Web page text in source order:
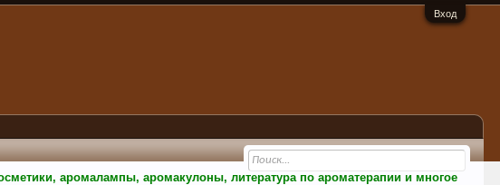
Вход
аромалампы, аромакулоны, литература по ароматерапии и многое